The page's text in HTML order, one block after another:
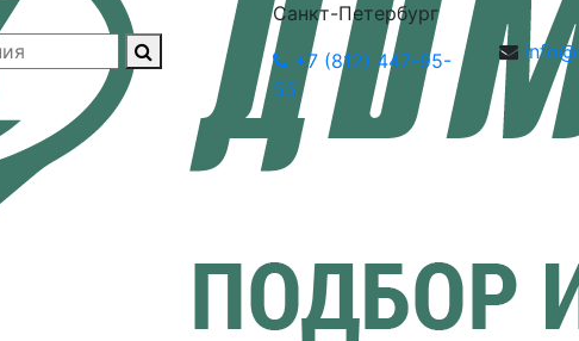
Санкт-Петербург
+7 (812) 447-95-
55